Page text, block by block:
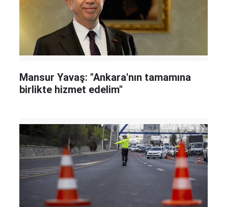
Mansur Yavaş: "Ankara'nın tamamına
birlikte hizmet edelim"